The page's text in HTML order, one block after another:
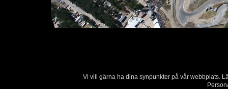
Vi vill gärna ha dina synpunkter på vår webbplats.